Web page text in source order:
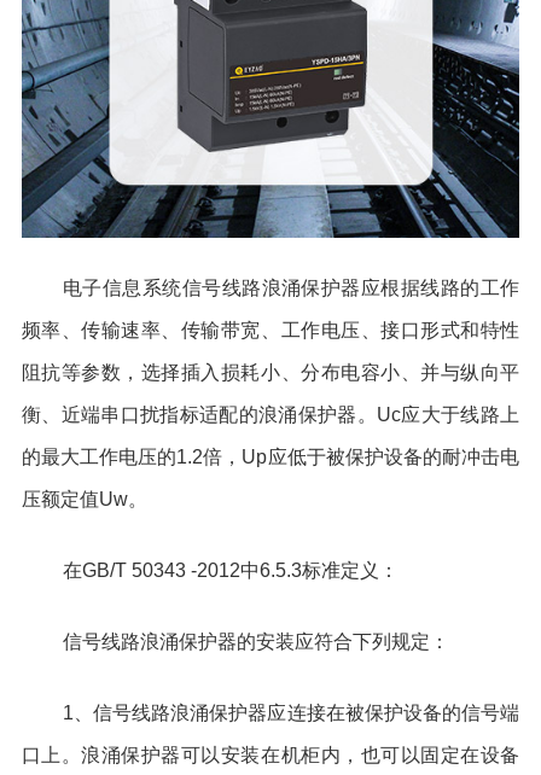
电子信息系统信号线路浪涌保护器应根据线路的工作
频率、传输速率、传输带宽、工作电压、接口形式和特性
阻抗等参数，选择插入损耗小、分布电容小、并与纵向平
衡、近端串口扰指标适配的浪涌保护器。Uc应大于线路上
的最大工作电压的1.2倍，Up应低于被保护设备的耐冲击电
压额定值Uw。
在GB/T 50343 -2012中6.5.3标准定义：
信号线路浪涌保护器的安装应符合下列规定：
1、信号线路浪涌保护器应连接在被保护设备的信号端
口上。浪涌保护器可以安装在机柜内，也可以固定在设备